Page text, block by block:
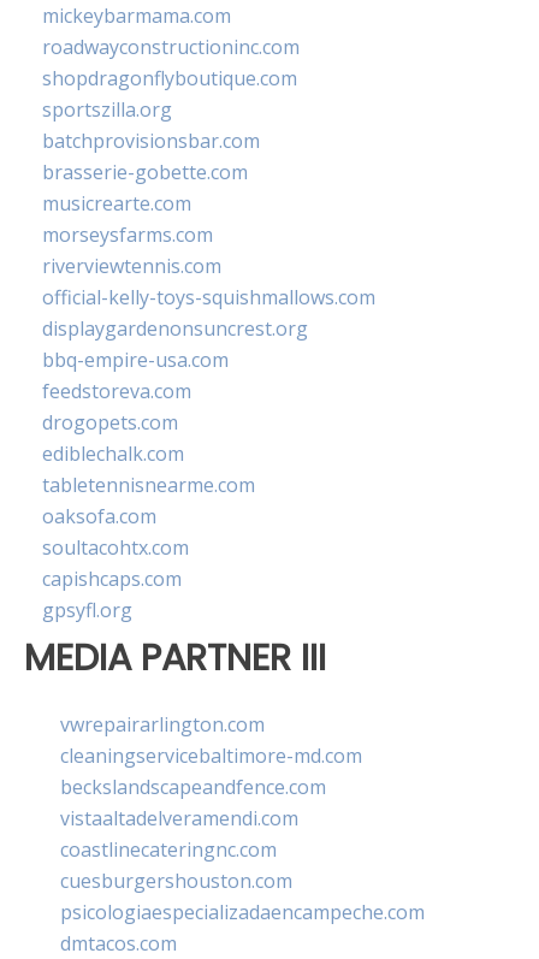
mickeybarmama.com
roadwayconstructioninc.com
shopdragonflyboutique.com
sportszilla.org
batchprovisionsbar.com
brasserie-gobette.com
musicrearte.com
morseysfarms.com
riverviewtennis.com
official-kelly-toys-squishmallows.com
displaygardenonsuncrest.org
bbq-empire-usa.com
feedstoreva.com
drogopets.com
ediblechalk.com
tabletennisnearme.com
oaksofa.com
soultacohtx.com
capishcaps.com
gpsyfl.org
MEDIA PARTNER III
vwrepairarlington.com
cleaningservicebaltimore-md.com
beckslandscapeandfence.com
vistaaltadelveramendi.com
coastlinecateringnc.com
cuesburgershouston.com
psicologiaespecializadaencampeche.com
dmtacos.com